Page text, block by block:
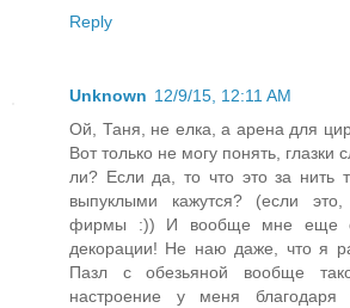
Reply
Unknown 12/9/15, 12:11 AM
Ой, Таня, не елка, а арена для
Вот только не могу понять, глазки
ли? Если да, то что это за нить
выпуклыми кажутся? (если
фирмы :)) И вообще мне еще
декорации! Не наю даже, что я
Пазл с обезьяной вообще
настроение у меня